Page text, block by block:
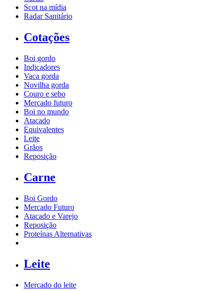
Scot na mídia
Radar Sanitário
Cotações
Boi gordo
Indicadores
Vaca gorda
Novilha gorda
Couro e sebo
Mercado futuro
Boi no mundo
Atacado
Equivalentes
Leite
Grãos
Reposição
Carne
Boi Gordo
Mercado Futuro
Atacado e Varejo
Reposição
Proteínas Alternativas
Leite
Mercado do leite